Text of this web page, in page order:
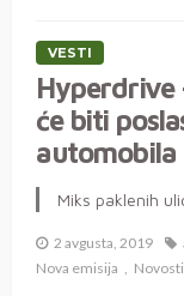
VESTI
Hyperdrive
će biti
Miks paklenih
2 avgusta, 2019
Nova emisija
Novosti